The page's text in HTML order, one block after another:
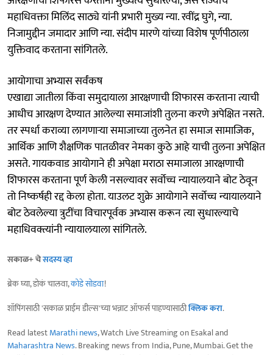
महाधिवक्ता मिलिंद साठ्ये यांनी प्रभारी मुख्य न्या. रवींद्र घुगे, न्या.
निजामुद्दीन जमादार आणि न्या. संदीप मारणे यांच्या विशेष पूर्णपीठाला
युक्तिवाद करताना सांगितले.
आयोगाचा अभ्यास सर्वंकष
एखाद्या जातीला किंवा समुदायाला आरक्षणाची शिफारस करताना त्याची
आधीच आरक्षण देण्यात आलेल्या समाजांशी तुलना करणे अपेक्षित नसते.
तर स्पर्धा कराव्या लागणाऱ्या समाजाच्या तुलनेत हा समाज सामाजिक,
आर्थिक आणि शैक्षणिक पातळीवर नेमका कुठे आहे याची तुलना अपेक्षित
असते. गायकवाड आयोगाने ही अपेक्षा मराठा समाजाला आरक्षणाची
शिफारस करताना पूर्ण केली नसल्यावर सर्वोच्च न्यायालयाने बोट ठेवून
तो निष्कर्षही रद्द केला होता. याउलट शुक्रे आयोगाने सर्वोच्च न्यायालयाने
बोट ठेवलेल्या त्रुटींचा विचारपूर्वक अभ्यास करून त्या सुधारल्याचे
महाधिवक्त्यांनी न्यायालयाला सांगितले.
सकाळ+ चेसदस्य व्हा
ब्रेक घ्या, डोकं चालवा,कोडे सोडवा!
शॉपिंगसाठी 'सकाळ प्राईम डील्स'च्या भन्नाट ऑफर्स पाहण्यासाठीक्लिक करा.
Read latestMarathi news, Watch Live Streaming on Esakal and
Maharashtra News. Breaking news from India, Pune, Mumbai. Get the